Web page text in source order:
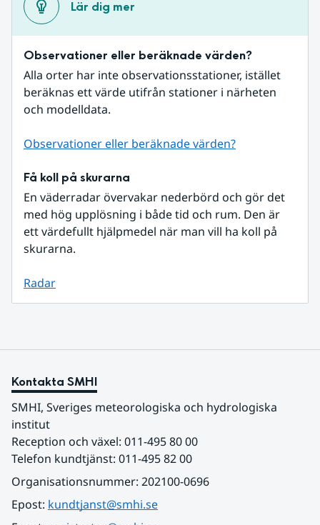
Lär dig mer
Observationer eller beräknade värden?
Alla orter har inte observationsstationer, istället
beräknas ett värde utifrån stationer i närheten
och modelldata.
Observationer eller beräknade värden?
Få koll på skurarna
En väderradar övervakar nederbörd och gör det
med hög upplösning i både tid och rum. Den är
ett värdefullt hjälpmedel när man vill ha koll på
skurarna.
Radar
Kontakta SMHI
SMHI, Sveriges meteorologiska och hydrologiska
institut
Reception och växel: 011-495 80 00
Telefon kundtjänst: 011-495 82 00
Organisationsnummer: 202100-0696
Epost: kundtjanst@smhi.se